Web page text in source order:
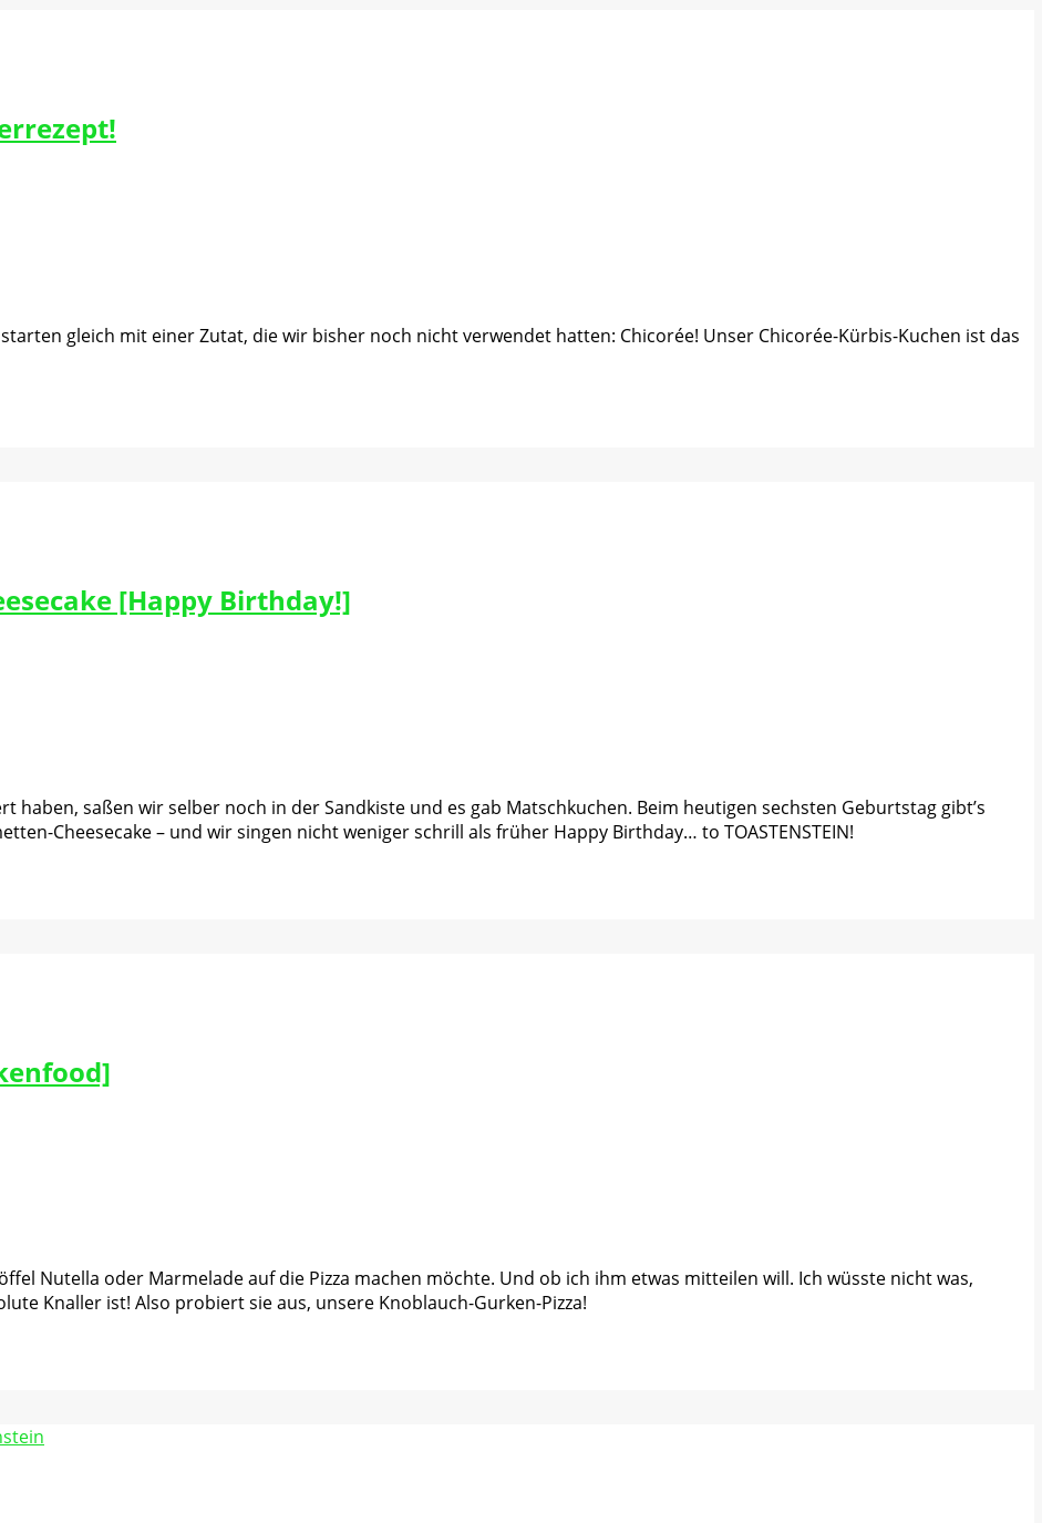
starten gleich mit einer Zutat, die wir bisher noch nicht verwendet hatten: Chicorée! Unser Chicorée-Kürbis-Kuchen ist das
[Happy Birthday!]
haben, saßen wir selber noch in der Sandkiste und es gab Matschkuchen. Beim heutigen sechsten Geburtstag gibt’s
Cheesecake – und wir singen nicht weniger schrill als früher Happy Birthday… to TOASTENSTEIN!
Nutella oder Marmelade auf die Pizza machen möchte. Und ob ich ihm etwas mitteilen will. Ich wüsste nicht was,
Knaller ist! Also probiert sie aus, unsere Knoblauch-Gurken-Pizza!